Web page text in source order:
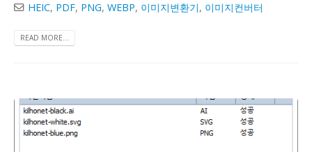
HEIC, PDF, PNG,WEBP, 이미지변환기, 이미지컨버터
READ MORE...